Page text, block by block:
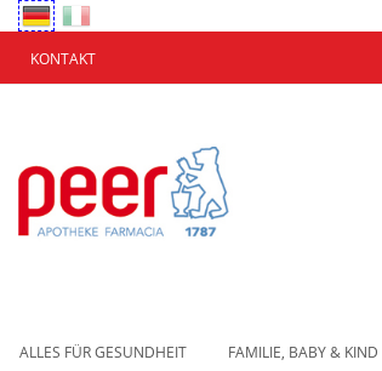
Passa
al
contenuto
principale
KONTAKT
Brixen
ALLES FÜR GESUNDHEIT FAMILIE, BABY & KIND